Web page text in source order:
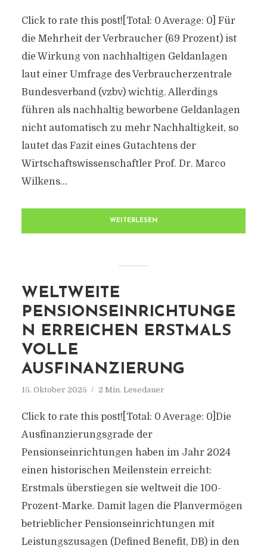
Click to rate this post![Total: 0 Average: 0] Für
die Mehrheit der Verbraucher (69 Prozent) ist
die Wirkung von nachhaltigen Geldanlagen
laut einer Umfrage des Verbraucherzentrale
Bundesverband (vzbv) wichtig. Allerdings
führen als nachhaltig beworbene Geldanlagen
nicht automatisch zu mehr Nachhaltigkeit, so
lautet das Fazit eines Gutachtens der
Wirtschaftswissenschaftler Prof. Dr. Marco
Wilkens...
WEITERLESEN
WELTWEITE
PENSIONSEINRICHTUNGE
N ERREICHEN ERSTMALS
VOLLE
AUSFINANZIERUNG
15. Oktober 2025 2 Min. Lesedauer
Click to rate this post![Total: 0 Average: 0]Die
Ausfinanzierungsgrade der
Pensionseinrichtungen haben im Jahr 2024
einen historischen Meilenstein erreicht:
Erstmals überstiegen sie weltweit die 100-
Prozent-Marke. Damit lagen die Planvermögen
betrieblicher Pensionseinrichtungen mit
Leistungszusagen (Defined Benefit, DB) in den